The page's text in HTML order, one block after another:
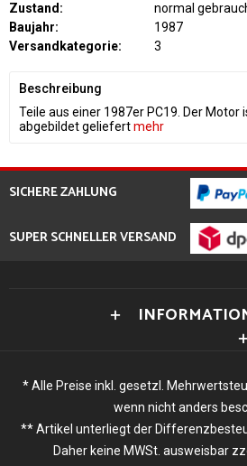
Zustand:
normal
Baujahr:
1987
Versandkategorie:
3
Beschreibung
Teile aus einer 1987er PC19. Der Motor
abgebildet geliefertmehr
SICHERE ZAHLUNG
SUPER SCHNELLER VERSAND
* Alle Preise inkl. gesetzl.
wenn nicht anders
** Artikel unterliegt der
Daher keine MWSt. ausweisbar